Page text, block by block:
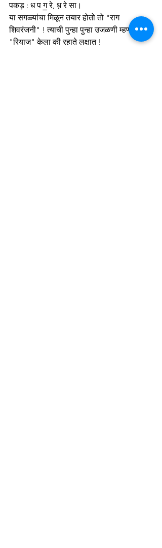
पकड़ : ध प ग॒ रे, ध़ रे सा।
या सगळ्यांचा मिळून तयार होतो तो "राग
शिवरंजनी" ! त्याची पुन्हा पुन्हा उजळणी म्हणजे
"रियाज" केला की रहाते लक्षात !